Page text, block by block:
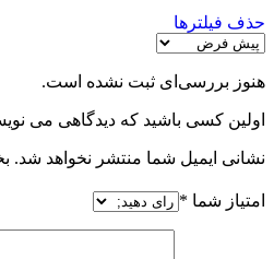
حذف فیلترها
هنوز بررسی‌ای ثبت نشده است.
اولین کسی باشید که دیدگاهی می
نشانی ایمیل شما منتشر نخواهد شد.
امتیاز شما *